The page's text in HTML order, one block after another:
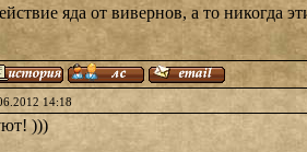
яда от вивернов, а то никогда
14:18
)))